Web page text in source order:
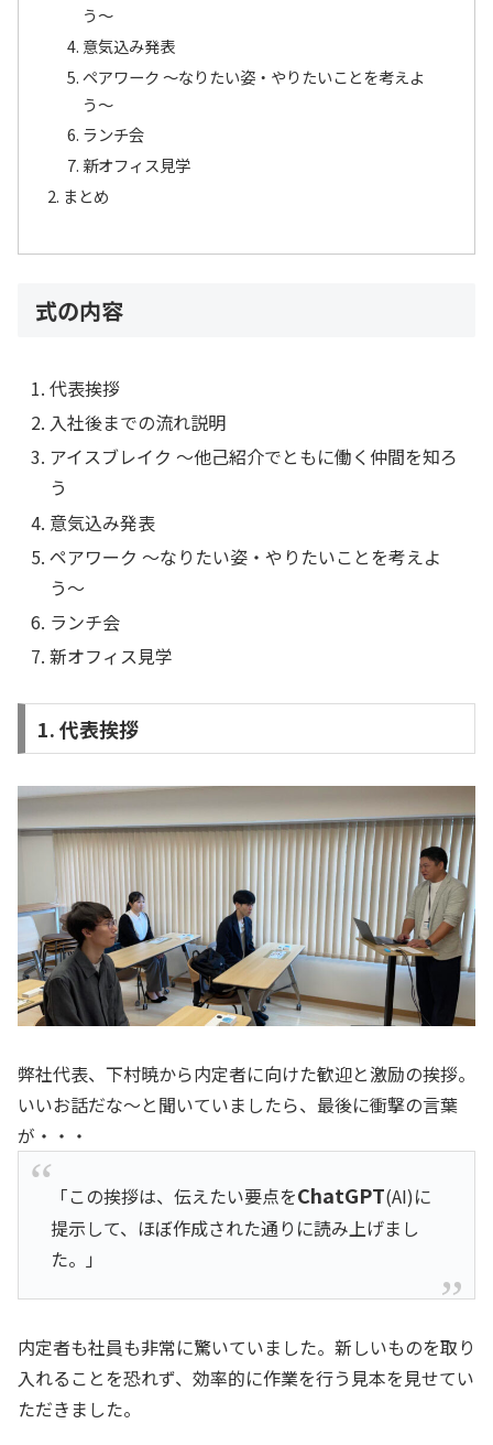
う〜
意気込み発表
ペアワーク 〜なりたい姿・やりたいことを考えよ
う〜
ランチ会
新オフィス見学
まとめ
式の内容
代表挨拶
入社後までの流れ説明
アイスブレイク 〜他己紹介でともに働く仲間を知ろ
う
意気込み発表
ペアワーク 〜なりたい姿・やりたいことを考えよ
う〜
ランチ会
新オフィス見学
1. 代表挨拶
弊社代表、下村暁から内定者に向けた歓迎と激励の挨拶。
いいお話だな〜と聞いていましたら、最後に衝撃の言葉
が・・・
「この挨拶は、伝えたい要点をChatGPT(AI)に
提示して、ほぼ作成された通りに読み上げまし
た。」
内定者も社員も非常に驚いていました。新しいものを取り
入れることを恐れず、効率的に作業を行う見本を見せてい
ただきました。